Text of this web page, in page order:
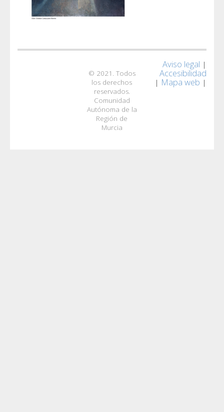
© 2021. Todos
los derechos
reservados.
Comunidad
Autónoma de la
Región de
Murcia
Aviso legal |
Accesibilidad
| Mapa web |